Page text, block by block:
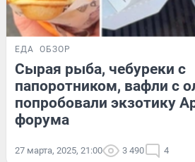
ЕДА ОБЗОР
Сырая рыба, чебуреки с
папоротником, вафли с
попробовали экзотику
форума
27 марта, 2025, 21:00 3 490 4